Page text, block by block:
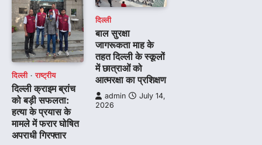
दिल्ली राष्ट्रीय
दिल्ली क्राइम ब्रांच
को बड़ी सफलता:
हत्या के प्रयास के
मामले में फरार घोषित
अपराधी गिरफ्तार
दिल्ली
बाल सुरक्षा
जागरूकता माह के
तहत दिल्ली के स्कूलों
में छात्राओं को
आत्मरक्षा का प्रशिक्षण
admin
July 14,
2026